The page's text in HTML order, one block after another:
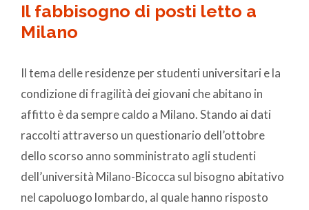
Il fabbisogno di posti letto a
Milano
Il tema delle residenze per studenti universitari e la
condizione di fragilità dei giovani che abitano in
affitto è da sempre caldo a Milano. Stando ai dati
raccolti attraverso un questionario dell’ottobre
dello scorso anno somministrato agli studenti
dell’università Milano-Bicocca sul bisogno abitativo
nel capoluogo lombardo, al quale hanno risposto